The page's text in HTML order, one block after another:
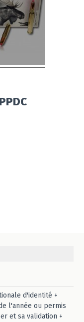
d'identité +
l'année ou permis
et sa validation +